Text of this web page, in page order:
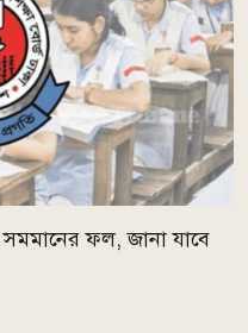
ফল, জানা যাবে